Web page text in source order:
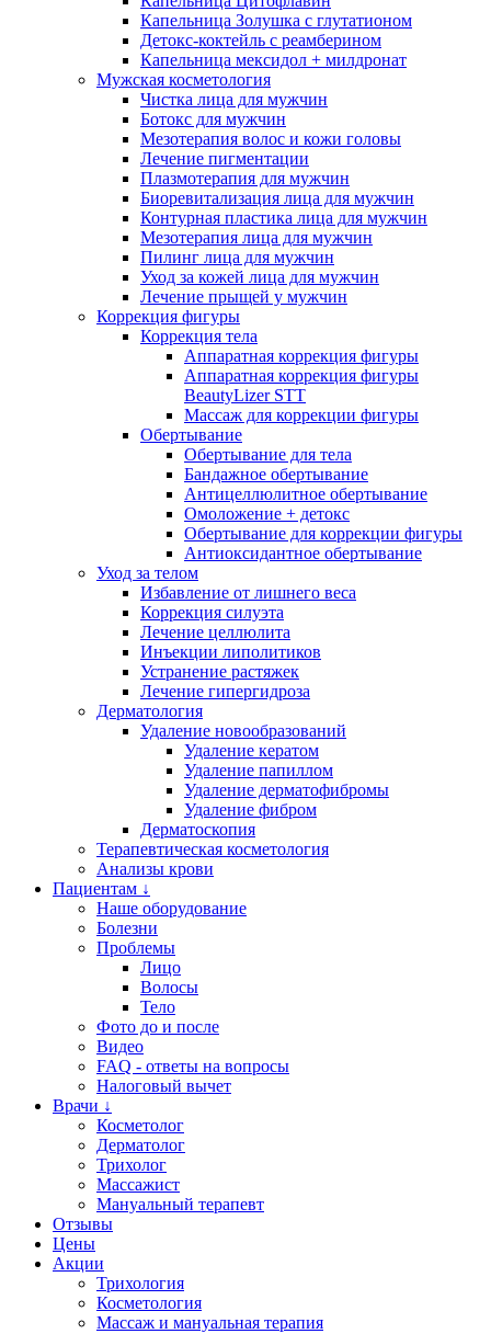
Капельница Золушка с глутатионом
Детокс-коктейль с реамберином
Капельница мексидол + милдронат
Мужская косметология
Чистка лица для мужчин
Ботокс для мужчин
Мезотерапия волос и кожи головы
Лечение пигментации
Плазмотерапия для мужчин
Биоревитализация лица для мужчин
Контурная пластика лица для мужчин
Мезотерапия лица для мужчин
Пилинг лица для мужчин
Уход за кожей лица для мужчин
Лечение прыщей у мужчин
Коррекция фигуры
Коррекция тела
Аппаратная коррекция фигуры
Аппаратная коррекция фигуры
BeautyLizer STT
Массаж для коррекции фигуры
Обертывание
Обертывание для тела
Бандажное обертывание
Антицеллюлитное обертывание
Омоложение + детокс
Обертывание для коррекции фигуры
Антиоксидантное обертывание
Уход за телом
Избавление от лишнего веса
Коррекция силуэта
Лечение целлюлита
Инъекции липолитиков
Устранение растяжек
Лечение гипергидроза
Дерматология
Удаление новообразований
Удаление кератом
Удаление папиллом
Удаление дерматофибромы
Удаление фибром
Дерматоскопия
Терапевтическая косметология
Анализы крови
Пациентам ↓
Наше оборудование
Болезни
Проблемы
Лицо
Волосы
Тело
Фото до и после
Видео
FAQ - ответы на вопросы
Налоговый вычет
Врачи ↓
Косметолог
Дерматолог
Трихолог
Массажист
Мануальный терапевт
Отзывы
Цены
Акции
Трихология
Косметология
Массаж и мануальная терапия